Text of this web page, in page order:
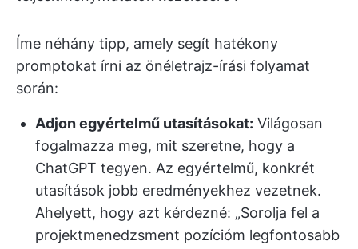
Íme néhány tipp, amely segít hatékony
promptokat írni az önéletrajz-írási folyamat
során:
Adjon egyértelmű utasításokat: Világosan
fogalmazza meg, mit szeretne, hogy a
ChatGPT tegyen. Az egyértelmű, konkrét
utasítások jobb eredményekhez vezetnek.
Ahelyett, hogy azt kérdezné: „Sorolja fel a
projektmenedzsment pozícióm legfontosabb